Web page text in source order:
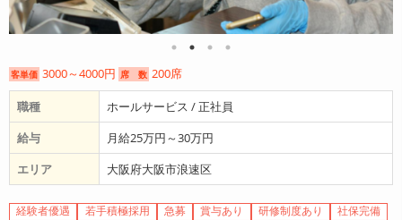
客単価 3000～4000円 席 数 200席
職種
ホールサービス / 正社員
給与
月給25万円～30万円
エリア
大阪府大阪市浪速区
経験者優遇 若手積極採用 急募 賞与あり 研修制度あり
社保完備